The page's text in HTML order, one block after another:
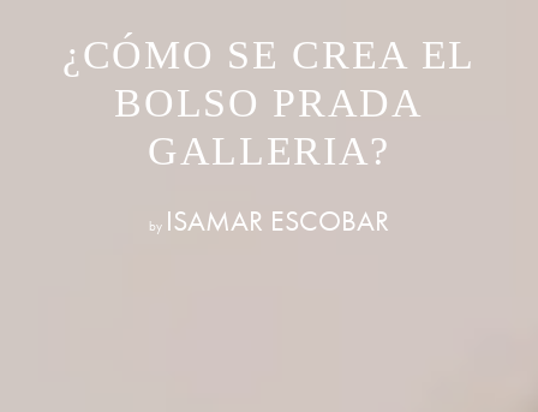
¿CÓMO SE CREA EL
BOLSO PRADA
GALLERIA?
by ISAMAR ESCOBAR